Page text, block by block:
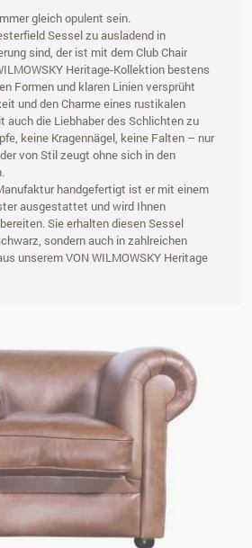
gleich opulent sein.
Sessel zu ausladend in
sind, der ist mit dem Club Chair
Heritage-Kollektion bestens
Formen und klaren Linien versprüht
und den Charme eines rustikalen
auch die Liebhaber des Schlichten zu
keine Kragennägel, keine Falten – nur
von Stil zeugt ohne sich in den
handgefertigt ist er mit einem
ausgestattet und wird Ihnen
Sie erhalten diesen Sessel
sondern auch in zahlreichen
unserem VON WILMOWSKY Heritage